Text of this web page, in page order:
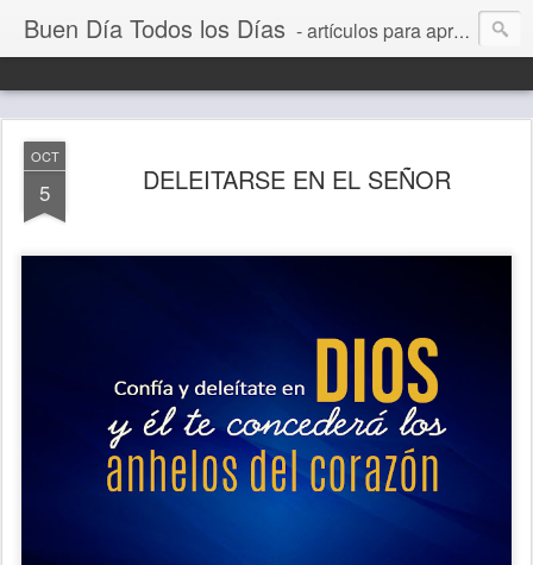
Buen Día Todos los Días - artículos para aprender a vivir mejor, un día a la vez. Por Juan C Quintero
OCT
5 DELEITARSE EN EL SEÑOR